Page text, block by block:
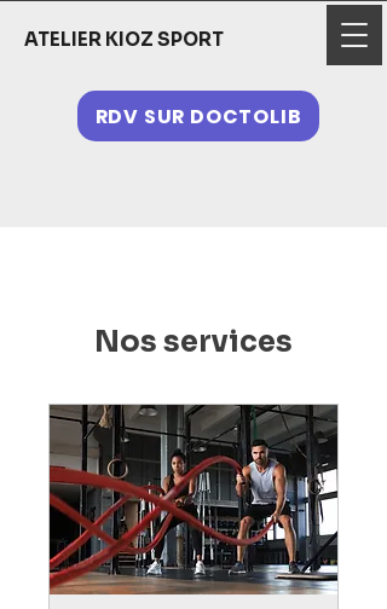
ATELIER KIOZ SPORT
RDV SUR DOCTOLIB
Nos services